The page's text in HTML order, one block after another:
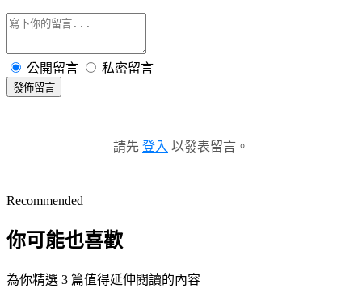
公開留言 私密留言
發佈留言
請先 登入 以發表留言。
Recommended
你可能也喜歡
為你精選 3 篇值得延伸閱讀的內容